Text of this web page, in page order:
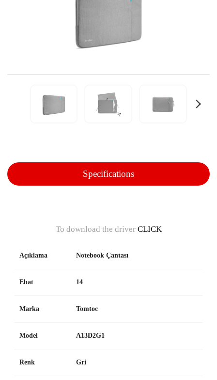
Specifications
To download the driver CLICK
Açıklama Notebook Çantası
Ebat 14
Marka Tomtoc
Model A13D2G1
Renk Gri